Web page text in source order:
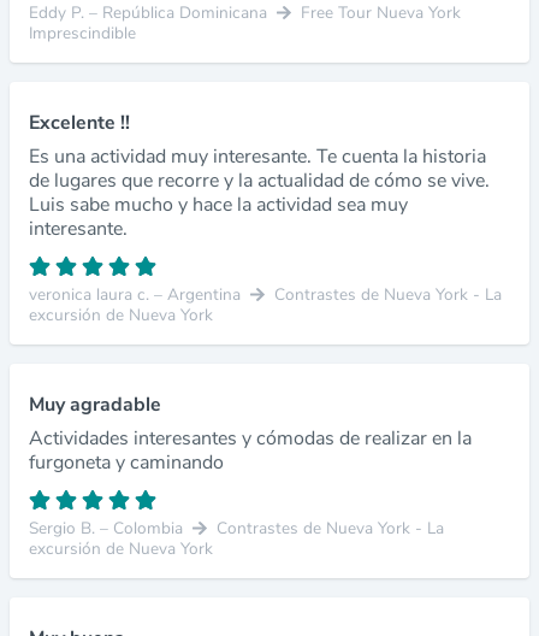
Eddy P. – República Dominicana
Free Tour Nueva York
Imprescindible
Excelente !!
Es una actividad muy interesante. Te cuenta la historia
de lugares que recorre y la actualidad de cómo se vive.
Luis sabe mucho y hace la actividad sea muy
interesante.
veronica laura c. – Argentina
Contrastes de Nueva York - La
excursión de Nueva York
Muy agradable
Actividades interesantes y cómodas de realizar en la
furgoneta y caminando
Sergio B. – Colombia
Contrastes de Nueva York - La
excursión de Nueva York